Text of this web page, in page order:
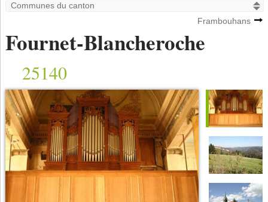
Frambouhans
Fournet-Blancheroche
25140